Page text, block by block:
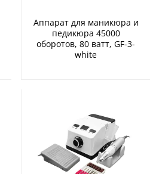
Аппарат для маникюра и
педикюра 45000
оборотов, 80 ватт, GF-3-
white